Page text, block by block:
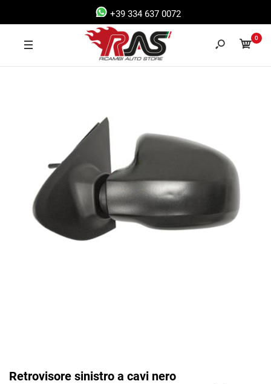
+39 334 637 0072
0
Retrovisore sinistro a cavi nero